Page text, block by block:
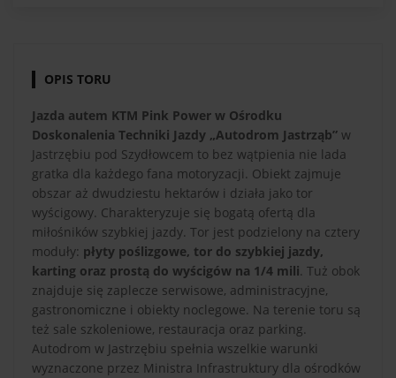
OPIS TORU
Jazda autem KTM Pink Power w Ośrodku
Doskonalenia Techniki Jazdy „Autodrom Jastrząb” w
Jastrzębiu pod Szydłowcem to bez wątpienia nie lada
gratka dla każdego fana motoryzacji. Obiekt zajmuje
obszar aż dwudziestu hektarów i działa jako tor
wyścigowy. Charakteryzuje się bogatą ofertą dla
miłośników szybkiej jazdy. Tor jest podzielony na cztery
moduły: płyty poślizgowe, tor do szybkiej jazdy,
karting oraz prostą do wyścigów na 1/4 mili. Tuż obok
znajduje się zaplecze serwisowe, administracyjne,
gastronomiczne i obiekty noclegowe. Na terenie toru są
też sale szkoleniowe, restauracja oraz parking.
Autodrom w Jastrzębiu spełnia wszelkie warunki
wyznaczone przez Ministra Infrastruktury dla ośrodków